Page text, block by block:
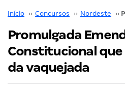
Início ›› Concursos ›› Nordeste ››
Promulgada
Constitucional
da vaquejada